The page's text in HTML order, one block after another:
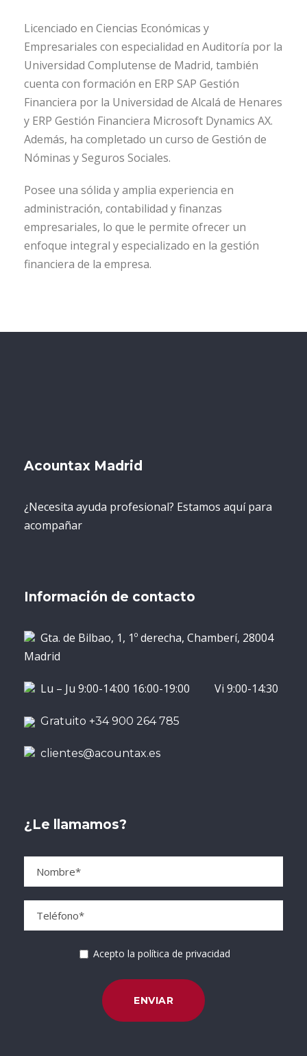
Licenciado en Ciencias Económicas y
Empresariales con especialidad en Auditoría por la
Universidad Complutense de Madrid, también
cuenta con formación en ERP SAP Gestión
Financiera por la Universidad de Alcalá de Henares
y ERP Gestión Financiera Microsoft Dynamics AX.
Además, ha completado un curso de Gestión de
Nóminas y Seguros Sociales.
Posee una sólida y amplia experiencia en
administración, contabilidad y finanzas
empresariales, lo que le permite ofrecer un
enfoque integral y especializado en la gestión
financiera de la empresa.
Acountax Madrid
¿Necesita ayuda profesional? Estamos aquí para
acompañar
Información de contacto
Gta. de Bilbao, 1, 1º derecha, Chamberí, 28004
Madrid
Lu – Ju 9:00-14:00 16:00-19:00 Vi 9:00-14:30
Gratuito +34 900 264 785
clientes@acountax.es
¿Le llamamos?
Acepto la política de privacidad